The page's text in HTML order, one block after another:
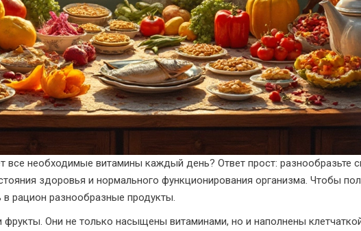
все необходимые витамины каждый день? Ответ прост: разнообразьте
здоровья и нормального функционирования организма. Чтобы
в рацион разнообразные продукты.
Они не только насыщены витаминами, но и наполнены